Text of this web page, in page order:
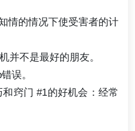
情的情况下使受害者的计
并不是最好的朋友。
误。
窍门 #1的好机会：经常